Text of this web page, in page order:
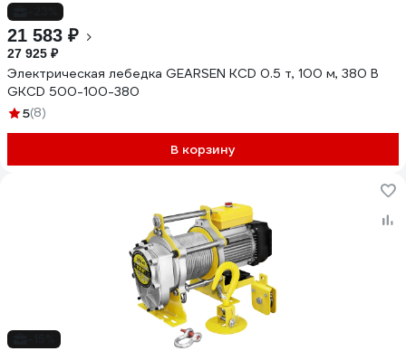
21 583 ₽
27 925 ₽
Электрическая лебедка GEARSEN KCD 0.5 т, 100 м, 380 В
GKCD 500-100-380
5(8)
В корзину